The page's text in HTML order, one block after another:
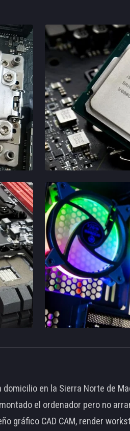
domicilio en la Sierra Norte de
el ordenador pero no
gráfico CAD CAM, render